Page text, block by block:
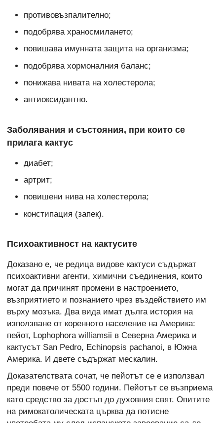
противовъзпалително;
подобрява храносмилането;
повишава имунната защита на организма;
подобрява хормоналния баланс;
понижава нивата на холестерола;
антиоксидантно.
Заболявания и състояния, при които се
прилага кактус
диабет;
артрит;
повишени нива на холестерола;
констипация (запек).
Психоактивност на кактусите
Доказано е, че редица видове кактуси съдържат
психоактивни агенти, химични съединения, които
могат да причинят промени в настроението,
възприятието и познанието чрез въздействието им
върху мозъка. Два вида имат дълга история на
използване от коренното население на Америка:
пейот, Lophophora williamsii в Северна Америка и
кактусът San Pedro, Echinopsis pachanoi, в Южна
Америка. И двете съдържат мескалин.
Доказателствата сочат, че пейотът се е използвал
преди повече от 5500 години. Пейотът се възприема
като средство за достъп до духовния свят. Опитите
на римокатолическата църква да потисне